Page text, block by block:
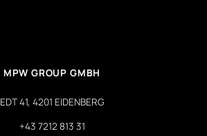
MPW GROUP GMBH
EDT 41, 4201 EIDENBERG
+43 7212 813 31